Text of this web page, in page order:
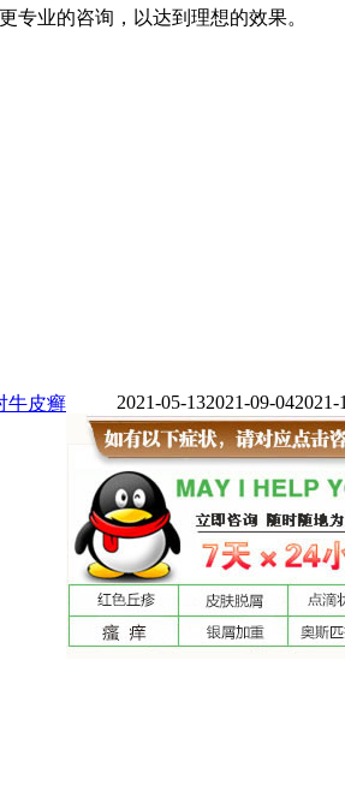
专业的咨询，以达到理想的效果。
2021-
2021-09-04
牛皮癣 2021-05-13